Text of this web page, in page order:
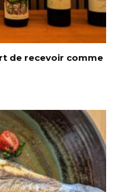
de recevoir comme